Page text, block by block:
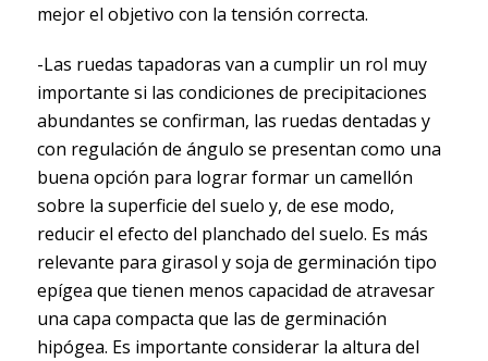
mejor el objetivo con la tensión correcta.
-Las ruedas tapadoras van a cumplir un rol muy
importante si las condiciones de precipitaciones
abundantes se confirman, las ruedas dentadas y
con regulación de ángulo se presentan como una
buena opción para lograr formar un camellón
sobre la superficie del suelo y, de ese modo,
reducir el efecto del planchado del suelo. Es más
relevante para girasol y soja de germinación tipo
epígea que tienen menos capacidad de atravesar
una capa compacta que las de germinación
hipógea. Es importante considerar la altura del